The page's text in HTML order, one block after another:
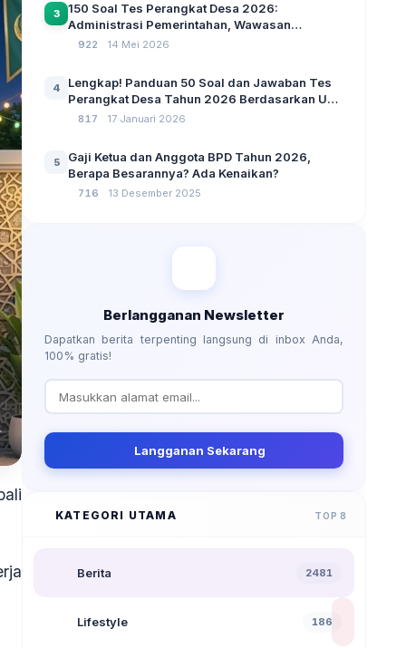
3
150 Soal Tes Perangkat Desa 2026:
Administrasi Pemerintahan, Wawasan
Kebangsaan, dan Komputer Beserta Jawaban
922 14 Mei 2026
4
Lengkap! Panduan 50 Soal dan Jawaban Tes
Perangkat Desa Tahun 2026 Berdasarkan UU
No 3 Tahun 2024
817 17 Januari 2026
5
Gaji Ketua dan Anggota BPD Tahun 2026,
Berapa Besarannya? Ada Kenaikan?
716 13 Desember 2025
Berlangganan Newsletter
Dapatkan berita terpenting langsung di inbox Anda,
100% gratis!
Langganan Sekarang
KATEGORI UTAMA TOP 8
Berita 2481
Lifestyle 186